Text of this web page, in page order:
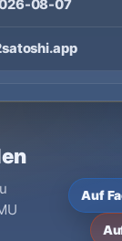
08-07
Auf